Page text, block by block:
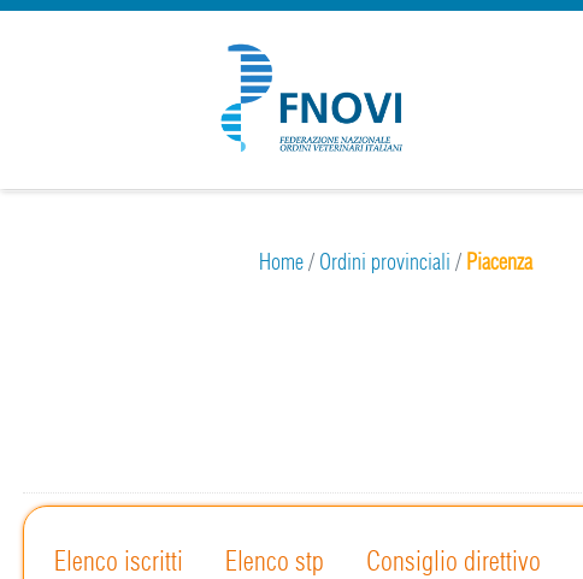
Home/ Ordini provinciali / Piacenza
Elenco iscritti Elenco stp Consiglio direttivo